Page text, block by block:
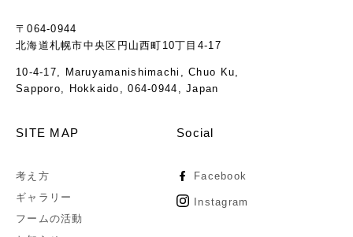
〒064-0944
北海道札幌市中央区円山西町10丁目4-17
10-4-17, Maruyamanishimachi, Chuo Ku,
Sapporo, Hokkaido, 064-0944, Japan
SITE MAP
考え方
ギャラリー
フームの活動
Social
Facebook
Instagram